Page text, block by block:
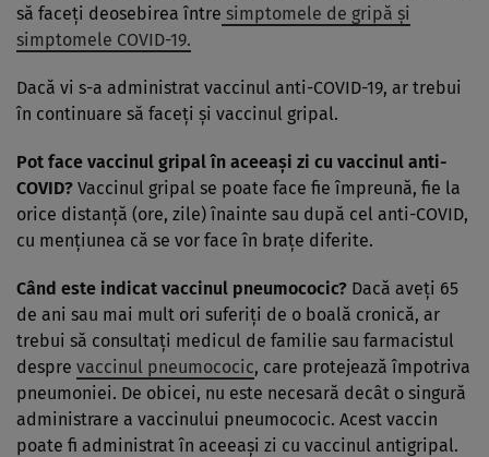
să faceţi deosebirea între simptomele de gripă şi
simptomele COVID-19.
Dacă vi s-a administrat vaccinul anti-COVID-19, ar trebui
în continuare să faceţi şi vaccinul gripal.
Pot face vaccinul gripal în aceeași zi cu vaccinul anti-
COVID? Vaccinul gripal se poate face fie împreună, fie la
orice distanță (ore, zile) înainte sau după cel anti-COVID,
cu mențiunea că se vor face în brațe diferite.
Când este indicat vaccinul pneumococic? Dacă aveţi 65
de ani sau mai mult ori suferiţi de o boală cronică, ar
trebui să consultaţi medicul de familie sau farmacistul
despre vaccinul pneumococic, care protejează împotriva
pneumoniei. De obicei, nu este necesară decât o singură
administrare a vaccinului pneumococic. Acest vaccin
poate fi administrat în aceeaşi zi cu vaccinul antigripal.